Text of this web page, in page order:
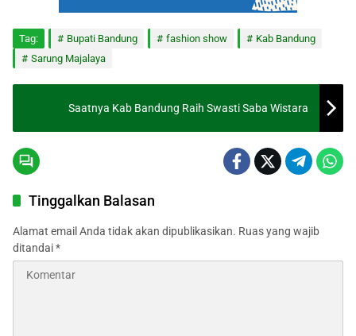
Tag: Bupati Bandung fashion show
Kab Bandung
Sarung Majalaya
Saatnya Kab Bandung Raih Swasti Saba Wistara
Tinggalkan Balasan
Alamat email Anda tidak akan dipublikasikan. Ruas yang wajib
ditandai*